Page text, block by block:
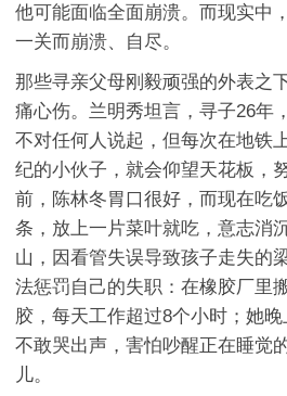
他可能面临全面崩溃。而现实中
一关而崩溃、自尽。
那些寻亲父母刚毅顽强的外表之
痛心伤。兰明秀坦言，寻子26年
不对任何人说起，但每次在地铁
纪的小伙子，就会仰望天花板，
前，陈林冬胃口很好，而现在吃
条，放上一片菜叶就吃，意志消
山，因看管失误导致孩子走失的
法惩罚自己的失职：在橡胶厂里
胶，每天工作超过8个小时；她
不敢哭出声，害怕吵醒正在睡觉
儿。